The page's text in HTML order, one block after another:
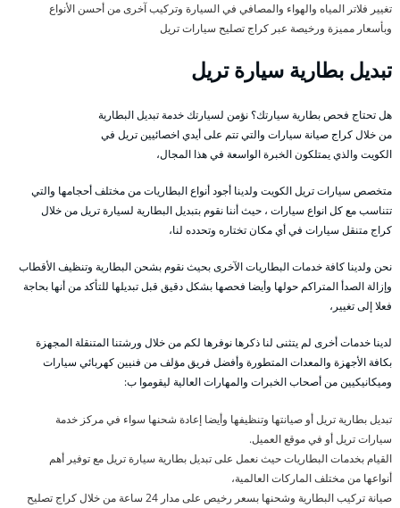
تغيير فلاتر المياه والهواء والمصافي في السيارة وتركيب آخرى من أحسن الأنواع
وبأسعار مميزة ورخيصة عبر كراج تصليح سيارات تريل
تبديل بطارية سيارة تريل
هل تحتاج فحص بطارية سيارتك؟ نؤمن لسيارتك خدمة تبديل البطارية
من خلال كراج صيانة سيارات والتي تتم على أيدي اخصائيين تريل في
الكويت والذي يمتلكون الخبرة الواسعة في هذا المجال،
متخصص سيارات تريل الكويت ولدينا أجود أنواع البطاريات من مختلف أحجامها والتي
تتناسب مع كل انواع سيارات ، حيث أننا نقوم بتبديل البطارية لسيارة تريل من خلال
كراج متنقل سيارات في أي مكان تختاره وتحدده لنا،
نحن ولدينا كافة خدمات البطاريات الآخرى بحيث نقوم بشحن البطارية وتنظيف الأقطاب
وإزالة الصدأ المتراكم حولها وأيضا فحصها بشكل دقيق قبل تبديلها للتأكد من أنها بحاجة
فعلا إلى تغيير،
لدينا خدمات أخرى لم يتثنى لنا ذكرها نوفرها لكم من خلال ورشتنا المتنقلة المجهزة
بكافة الأجهزة والمعدات المتطورة وأفضل فريق مؤلف من فنيين كهربائي سيارات
وميكانيكيين من أصحاب الخبرات والمهارات العالية ليقوموا ب:
تبديل بطارية تريل أو صيانتها وتنظيفها وأيضا إعادة شحنها سواء في مركز خدمة
سيارات تريل أو في موقع العميل.
القيام بخدمات البطاريات حيث نعمل على تبديل بطارية سيارة تريل مع توفير أهم
أنواعها من مختلف الماركات العالمية،
صيانة تركيب البطارية وشحنها بسعر رخيص على مدار 24 ساعة من خلال كراج تصليح